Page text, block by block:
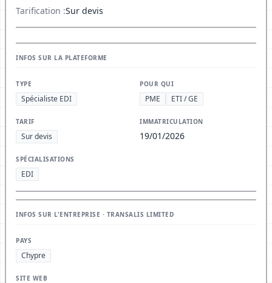
Tarification :Sur devis
INFOS SUR LA PLATEFORME
TYPE
Spécialiste EDI
POUR QUI
PME ETI / GE
TARIF
Sur devis
IMMATRICULATION
19/01/2026
SPÉCIALISATIONS
EDI
INFOS SUR L'ENTREPRISE · TRANSALIS LIMITED
PAYS
Chypre
SITE WEB